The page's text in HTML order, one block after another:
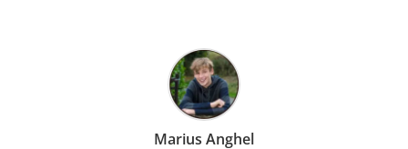
Marius Anghel